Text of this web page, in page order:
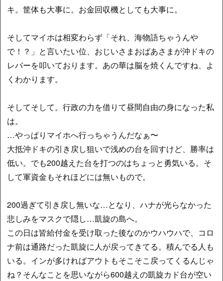
キ。筐体も大事に。お金回収機としても大事に。
そしてマイホは相変わらず「それ、海物語ちゃうんや
で！？」と言いたい位、おじいさまおばあさまが沖ドキの
レバーを叩いております。あの華は脳を焼くんですね、よ
くわかります。
そしてそして。行政の力を借りて昼間自由の身になった私
は。
…やっぱりマイホへ行っちゃうんだなぁ〜
大抵沖ドキの引き戻し狙いで浅めの台を回すけど、勝率は
低い。でも200越えた台を打つのはちょっと勇気いる。そ
して軍資金もそれほどには無いもので。
200過ぎて引き戻し無いな…となり、ハナが光らなかった
悲しみをマスクで隠し…凱旋の島へ。
この日は皆給付金を受け取った後なのかウハウハで、コロ
ナ前は通路だった凱旋に人が戻ってきてる。積んでる人も
いる。インが多ければアウトもそこそこ戻ってくるんじゃ
ね？そんなことを思いながら600越えの凱旋カド台が空い